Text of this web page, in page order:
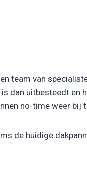
team van
is dan uitbesteedt en
no-time weer
de huidige